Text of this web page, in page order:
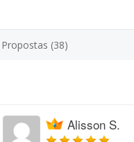
Propostas (38)
Alisson S.